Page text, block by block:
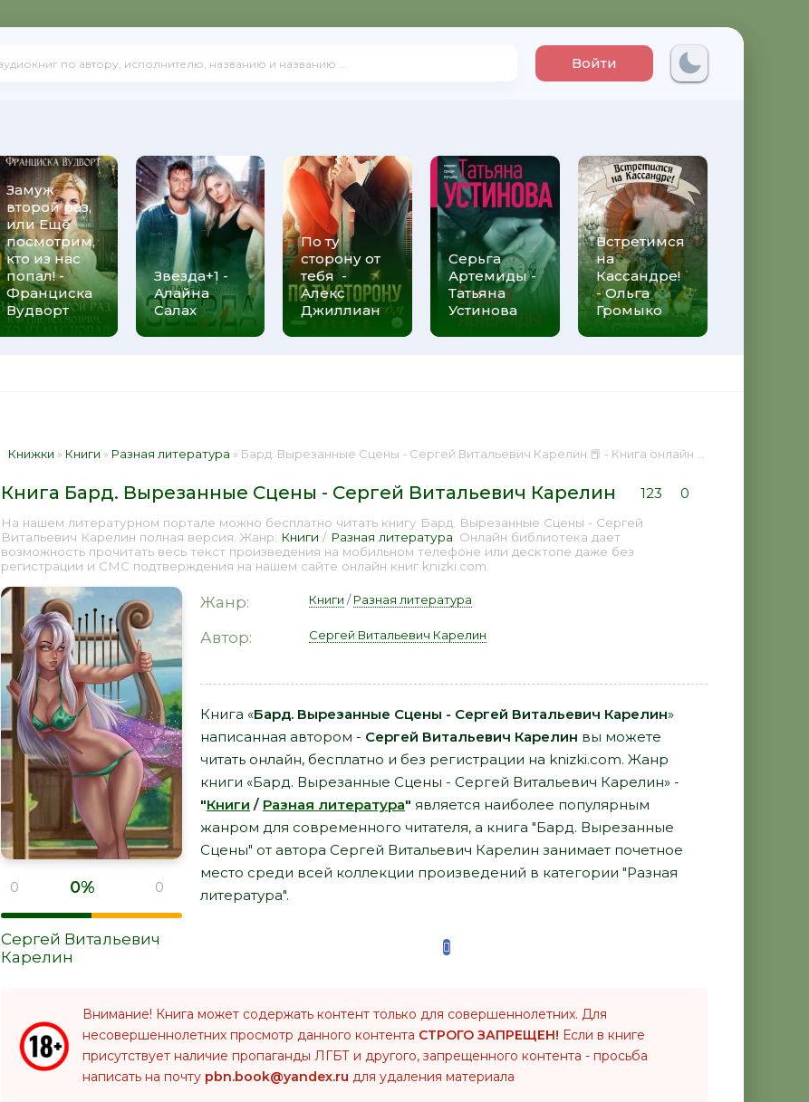
Войти
Замуж
второй раз,
или Ещё
посмотрим,
кто из нас
попал! -
Франциска
Вудворт
Звезда+1 -
Алайна
Салах
По ту
сторону от
тебя -
Алекс
Джиллиан
Серьга
Артемиды -
Татьяна
Устинова
Встретимся
на
Кассандре!
- Ольга
Громыко
Книжки » Книги » Разная литература » Бард. Вырезанные Сцены - Сергей Витальевич Карелин 📕 - Книга онлайн бесплатно
Книга Бард. Вырезанные Сцены - Сергей Витальевич Карелин 123 0
На нашем литературном портале можно бесплатно читать книгу Бард. Вырезанные Сцены - Сергей
Витальевич Карелин полная версия. Жанр: Книги / Разная литература . Онлайн библиотека дает
возможность прочитать весь текст произведения на мобильном телефоне или десктопе даже без
регистрации и СМС подтверждения на нашем сайте онлайн книг knizki.com.
0 0% 0
Сергей Витальевич
Карелин
Жанр: Книги /Разная литература
Автор: Сергей Витальевич Карелин
Книга «Бард. Вырезанные Сцены - Сергей Витальевич Карелин»
написанная автором - Сергей Витальевич Карелин вы можете
читать онлайн, бесплатно и без регистрации на knizki.com. Жанр
книги «Бард. Вырезанные Сцены - Сергей Витальевич Карелин» -
"Книги / Разная литература" является наиболее популярным
жанром для современного читателя, а книга "Бард. Вырезанные
Сцены" от автора Сергей Витальевич Карелин занимает почетное
место среди всей коллекции произведений в категории "Разная
литература".
Внимание! Книга может содержать контент только для совершеннолетних. Для
несовершеннолетних просмотр данного контента СТРОГО ЗАПРЕЩЕН! Если в книге
присутствует наличие пропаганды ЛГБТ и другого, запрещенного контента - просьба
написать на почту pbn.book@yandex.ru для удаления материала